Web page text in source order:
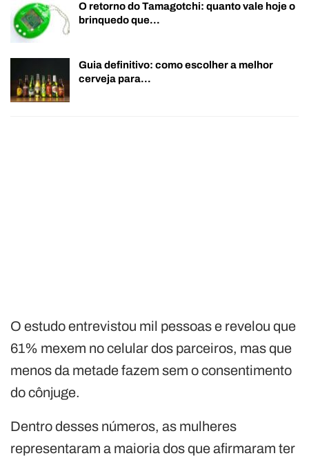
O retorno do Tamagotchi: quanto vale hoje o
brinquedo que…
Guia definitivo: como escolher a melhor
cerveja para…
O estudo entrevistou mil pessoas e revelou que
61% mexem no celular dos parceiros, mas que
menos da metade fazem sem o consentimento
do cônjuge.
Dentro desses números, as mulheres
representaram a maioria dos que afirmaram ter